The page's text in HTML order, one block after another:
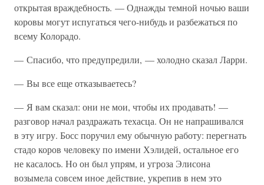
открытая враждебность. — Однажды темной ночью ваши
коровы могут испугаться чего-нибудь и разбежаться по
всему Колорадо.
— Спасибо, что предупредили, — холодно сказал Ларри.
— Вы все еще отказываетесь?
— Я вам сказал: они не мои, чтобы их продавать! —
разговор начал раздражать техасца. Он не напрашивался
в эту игру. Босс поручил ему обычную работу: перегнать
стадо коров человеку по имени Хэлидей, остальное его
не касалось. Но он был упрям, и угроза Элисона
возымела совсем иное действие, укрепив в нем это